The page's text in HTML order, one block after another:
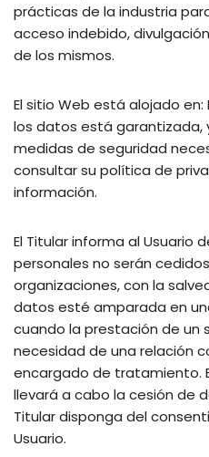
prácticas de la industria
acceso indebido,
de los mismos.
El sitio Web está alojado en:
los datos está garantizada,
medidas de seguridad
consultar su política de
información.
El Titular informa al Usuario
personales no serán
organizaciones, con la
datos esté amparada en
cuando la prestación de un
necesidad de una relación
encargado de tratamiento.
llevará a cabo la cesión de
Titular disponga del
Usuario.